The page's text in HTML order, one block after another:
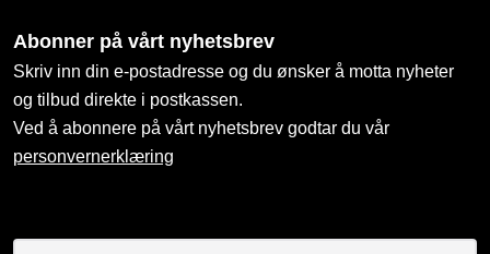
Abonner på vårt nyhetsbrev
Skriv inn din e-postadresse og du ønsker å motta nyheter
og tilbud direkte i postkassen.
Ved å abonnere på vårt nyhetsbrev godtar du vår
personvernerklæring